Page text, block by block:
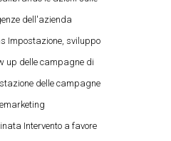
dell'azienda
Impostazione, sviluppo
up delle campagne di
delle campagne
Intervento a favore